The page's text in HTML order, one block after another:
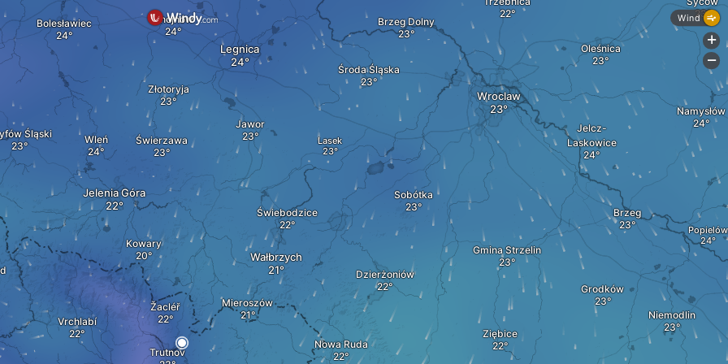
Vrchlabí
Žacléř
Trutnov
Nowa Ruda
Mieroszów
Dzierżoniów
Kowary
Jelenia Góra
Wleń Świerzawa
Złotoryja
Wałbrzych
Świebodzice
Sobótka
Środa Śląska
Lasek
Jawor
Ziębice
Grodków
Śląski
Gmina Strzelin
Brzeg
Jelcz-
Laskowice
Wroclaw
Legnica
Chojnów
Bolesławiec Brzeg Dolny
Oleśnica
Niemodlin
Popielów
Namysłów
Wind
+
-